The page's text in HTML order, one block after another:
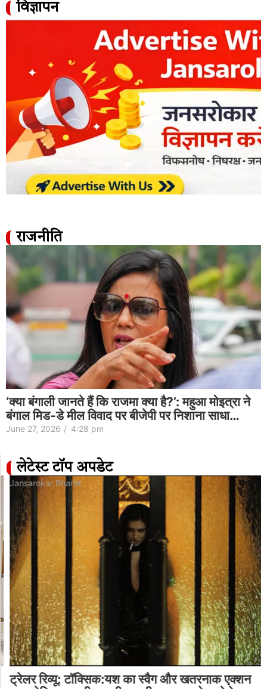
विज्ञापन
राजनीति
‘क्या बंगाली जानते हैं कि राजमा क्या है?’: महुआ मोइत्रा ने
बंगाल मिड-डे मील विवाद पर बीजेपी पर निशाना साधा…
June 27, 2026 / 4:28 pm
लेटेस्ट टॉप अपडेट
Jansarokar Bharat
ट्रेलर रिव्यू: टॉक्सिक:यश का स्वैग और खतरनाक एक्शन